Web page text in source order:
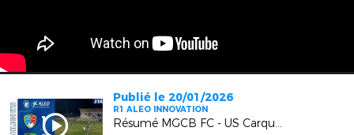
Publié le 20/01/2026
R1 ALEO INNOVATION
Résumé MGCB FC - US Carqueiranne Crau : 1-3